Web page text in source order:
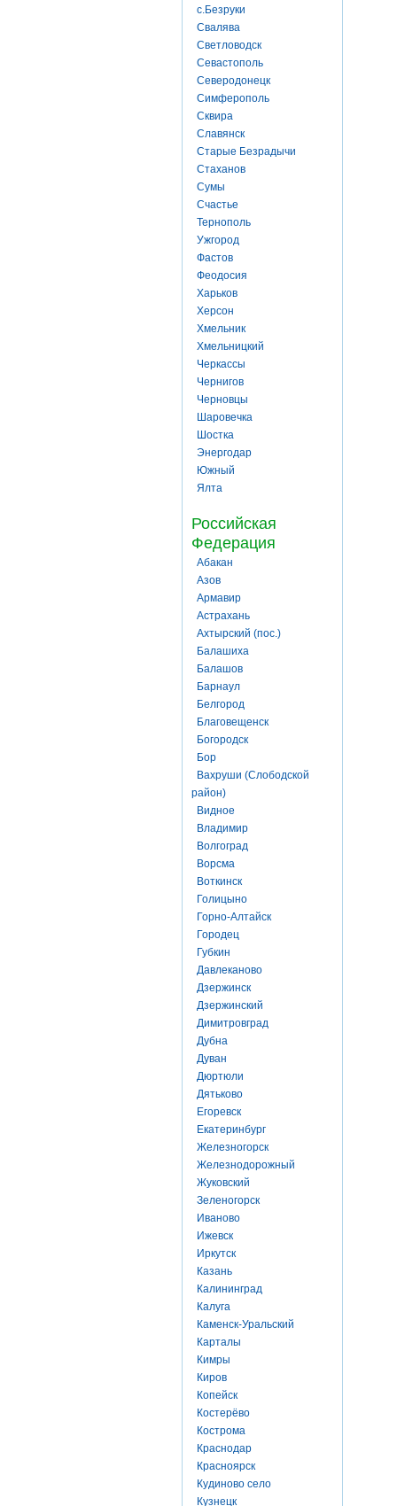
с.Безруки
Свалява
Светловодск
Севастополь
Северодонецк
Симферополь
Сквира
Славянск
Старые Безрадычи
Стаханов
Сумы
Счастье
Тернополь
Ужгород
Фастов
Феодосия
Харьков
Херсон
Хмельник
Хмельницкий
Черкассы
Чернигов
Черновцы
Шаровечка
Шостка
Энергодар
Южный
Ялта
Российская
Федерация
Абакан
Азов
Армавир
Астрахань
Ахтырский (пос.)
Балашиха
Балашов
Барнаул
Белгород
Благовещенск
Богородск
Бор
Вахруши (Слободской
район)
Видное
Владимир
Волгоград
Ворсма
Воткинск
Голицыно
Горно-Алтайск
Городец
Губкин
Давлеканово
Дзержинск
Дзержинский
Димитровград
Дубна
Дуван
Дюртюли
Дятьково
Егоревск
Екатеринбург
Железногорск
Железнодорожный
Жуковский
Зеленогорск
Иваново
Ижевск
Иркутск
Казань
Калининград
Калуга
Каменск-Уральский
Карталы
Кимры
Киров
Копейск
Костерёво
Кострома
Краснодар
Красноярск
Кудиново село
Кузнецк